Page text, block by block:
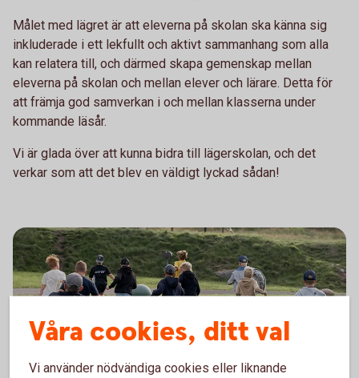
Målet med lägret är att eleverna på skolan ska känna sig
inkluderade i ett lekfullt och aktivt sammanhang som alla
kan relatera till, och därmed skapa gemenskap mellan
eleverna på skolan och mellan elever och lärare. Detta för
att främja god samverkan i och mellan klasserna under
kommande läsår.
Vi är glada över att kunna bidra till lägerskolan, och det
verkar som att det blev en väldigt lyckad sådan!
Våra cookies, ditt val
Vi använder nödvändiga cookies eller liknande